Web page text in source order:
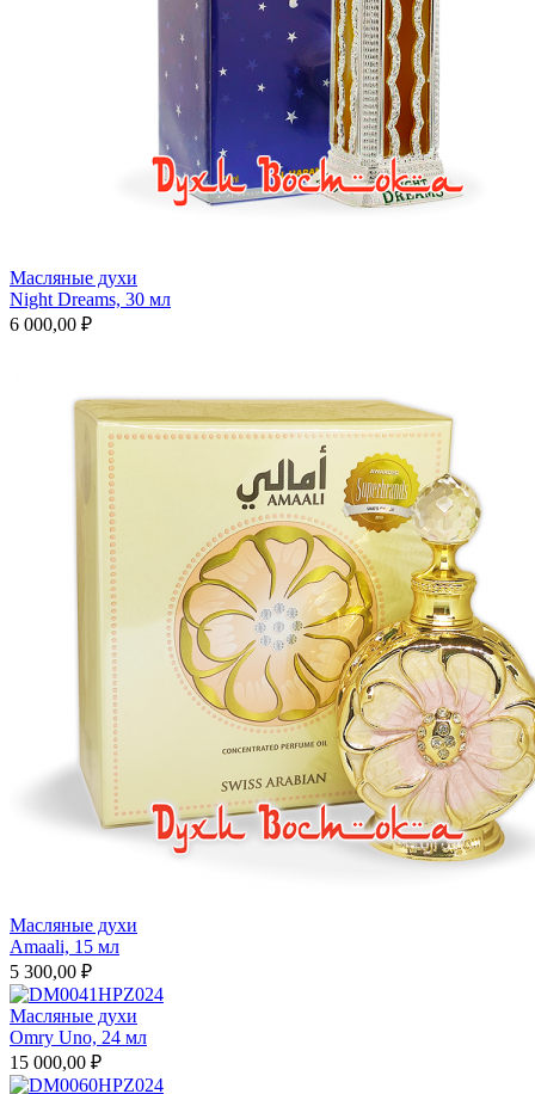
Масляные духи
Night Dreams, 30 мл
6 000,00 ₽
Масляные духи
Amaali, 15 мл
5 300,00 ₽
Масляные духи
Omry Uno, 24 мл
15 000,00 ₽